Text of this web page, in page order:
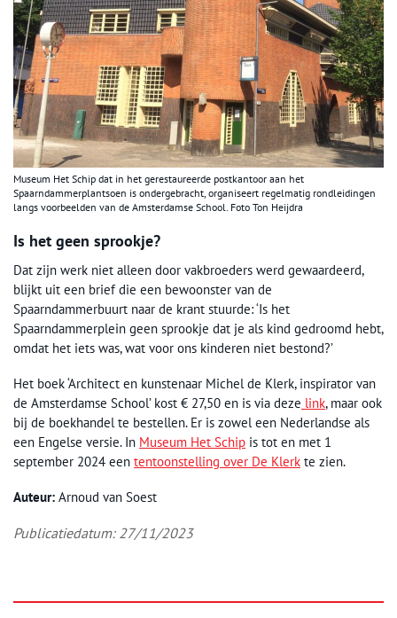
Museum Het Schip dat in het gerestaureerde postkantoor aan het
Spaarndammerplantsoen is ondergebracht, organiseert regelmatig rondleidingen
langs voorbeelden van de Amsterdamse School. Foto Ton Heijdra
Is het geen sprookje?
Dat zijn werk niet alleen door vakbroeders werd gewaardeerd,
blijkt uit een brief die een bewoonster van de
Spaarndammerbuurt naar de krant stuurde: ‘Is het
Spaarndammerplein geen sprookje dat je als kind gedroomd hebt,
omdat het iets was, wat voor ons kinderen niet bestond?’
Het boek ‘Architect en kunstenaar Michel de Klerk, inspirator van
de Amsterdamse School’ kost € 27,50 en is via deze link, maar ook
bij de boekhandel te bestellen. Er is zowel een Nederlandse als
een Engelse versie. In Museum Het Schip is tot en met 1
september 2024 een tentoonstelling over De Klerk te zien.
Auteur: Arnoud van Soest
Publicatiedatum: 27/11/2023